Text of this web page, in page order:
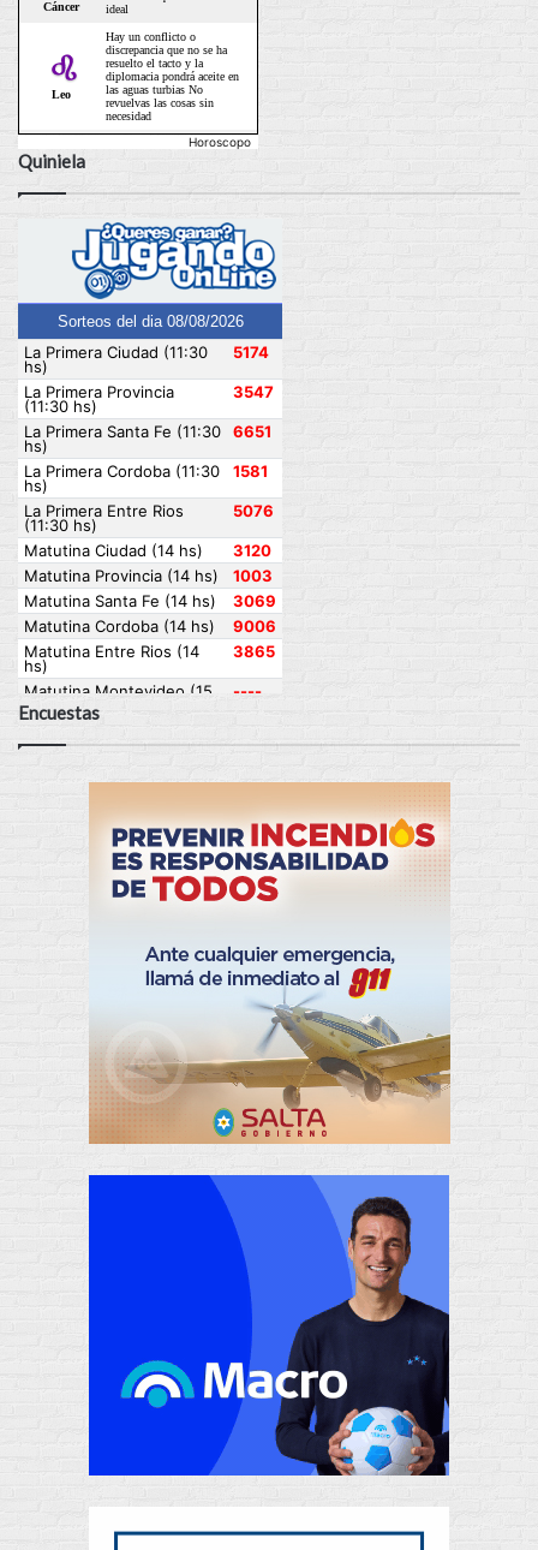
Horoscopo
Quiniela
Encuestas